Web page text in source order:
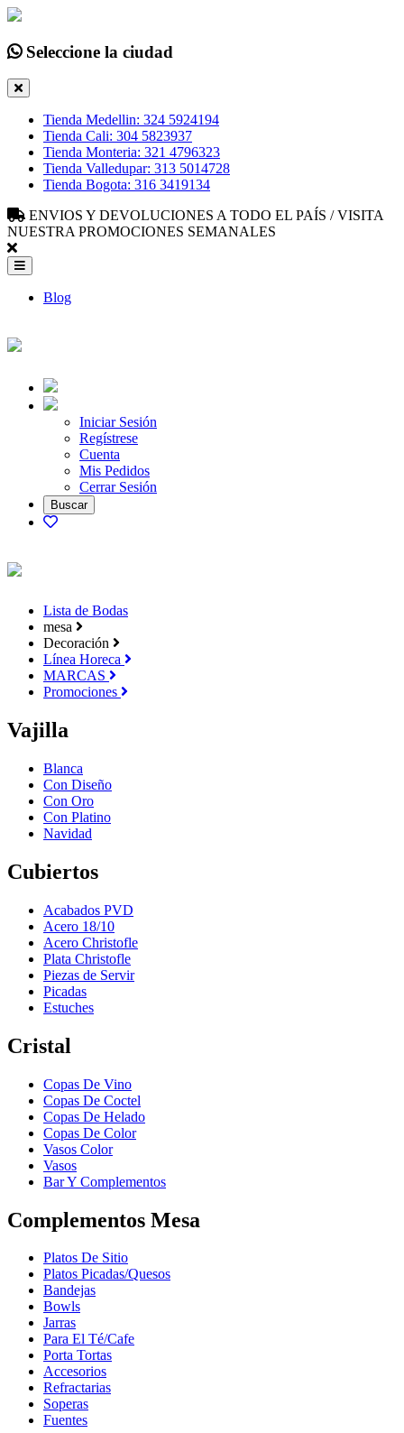
Seleccione la ciudad
Tienda Medellin: 324 5924194
Tienda Cali: 304 5823937
Tienda Monteria: 321 4796323
Tienda Valledupar: 313 5014728
Tienda Bogota: 316 3419134
ENVIOS Y DEVOLUCIONES A TODO EL PAÍS / VISITA
NUESTRA PROMOCIONES SEMANALES
Blog
Iniciar Sesión
Regístrese
Cuenta
Mis Pedidos
Cerrar Sesión
Lista de Bodas
mesa
Decoración
Línea Horeca
MARCAS
Promociones
Vajilla
Blanca
Con Diseño
Con Oro
Con Platino
Navidad
Cubiertos
Acabados PVD
Acero 18/10
Acero Christofle
Plata Christofle
Piezas de Servir
Picadas
Estuches
Cristal
Copas De Vino
Copas De Coctel
Copas De Helado
Copas De Color
Vasos Color
Vasos
Bar Y Complementos
Complementos Mesa
Platos De Sitio
Platos Picadas/Quesos
Bandejas
Bowls
Jarras
Para El Té/Cafe
Porta Tortas
Accesorios
Refractarias
Soperas
Fuentes